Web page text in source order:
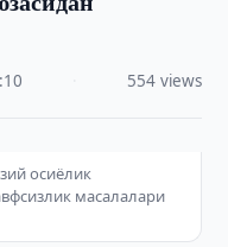
554 views
осиёлик
масалалари